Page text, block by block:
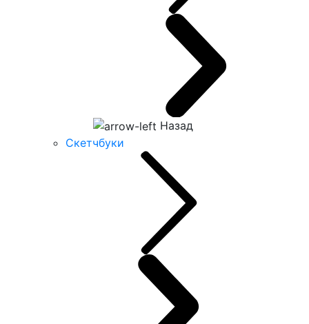
Назад
Скетчбуки